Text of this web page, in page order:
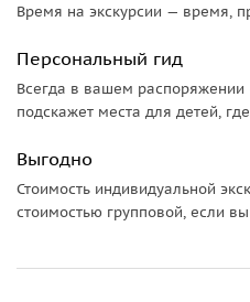
Время на экскурсии — время,
Персональный гид
Всегда в вашем распоряжении
подскажет места для детей,
Выгодно
Стоимость индивидуальной
стоимостью групповой, если